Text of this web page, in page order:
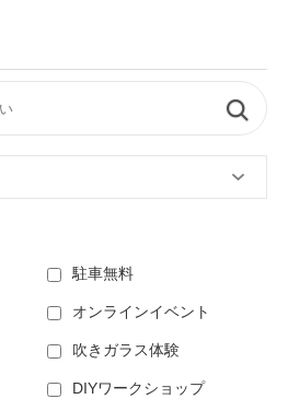
駐車無料
オンラインイベント
吹きガラス体験
DIYワークショップ